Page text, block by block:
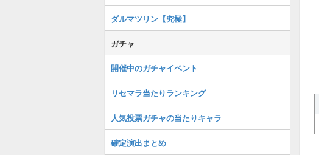
ダルマツリン【究極】
ガチャ
開催中のガチャイベント
リセマラ当たりランキング
人気投票ガチャの当たりキャラ
確定演出まとめ